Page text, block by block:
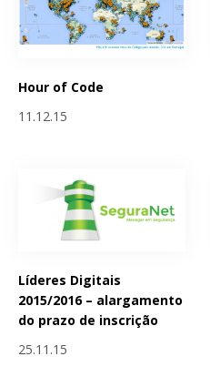
Hour of Code
11.12.15
Líderes Digitais
2015/2016 – alargamento
do prazo de inscrição
25.11.15